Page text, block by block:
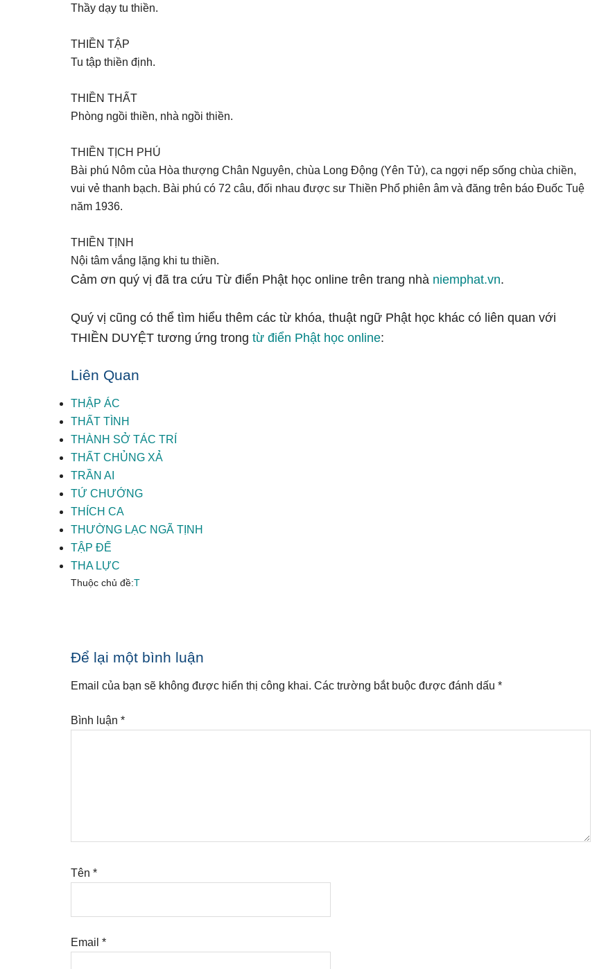
Thầy dạy tu thiền.
THIỀN TẬP
Tu tập thiền định.
THIỀN THẤT
Phòng ngồi thiền, nhà ngồi thiền.
THIỀN TỊCH PHÚ
Bài phú Nôm của Hòa thượng Chân Nguyên, chùa Long Động (Yên Tử), ca ngợi nếp sống chùa chiền,
vui vẻ thanh bạch. Bài phú có 72 câu, đối nhau được sư Thiền Phổ phiên âm và đăng trên báo Đuốc Tuệ
năm 1936.
THIỀN TỊNH
Nội tâm vắng lặng khi tu thiền.
Cảm ơn quý vị đã tra cứu Từ điển Phật học online trên trang nhà niemphat.vn.
Quý vị cũng có thể tìm hiểu thêm các từ khóa, thuật ngữ Phật học khác có liên quan với
THIỀN DUYỆT tương ứng trong từ điển Phật học online:
Liên Quan
THẬP ÁC
THẤT TÌNH
THÀNH SỞ TÁC TRÍ
THẤT CHỦNG XẢ
TRẦN AI
TỨ CHƯỚNG
THÍCH CA
THƯỜNG LẠC NGÃ TỊNH
TẬP ĐẾ
THA LỰC
Thuộc chủ đề:T
Reader
Interactions
Để lại một bình luận
Email của bạn sẽ không được hiển thị công khai. Các trường bắt buộc được đánh dấu *
Bình luận *
Tên *
Email *